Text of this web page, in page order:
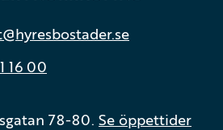
16 00
78-80. Se öppettider